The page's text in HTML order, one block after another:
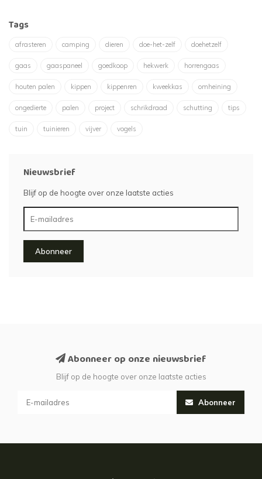
Tags
afrasteren camping dieren doe-het-zelf doehetzelf
gaas gaaspaneel goedkoop hekwerk horrengaas
houten palen kippen kippenren kweekkas omheining
ongedierte palen project schrikdraad schutting tips
tuin tuinieren vijver vogels
Nieuwsbrief
Blijf op de hoogte over onze laatste acties
Abonneer
Abonneer op onze nieuwsbrief
Blijf op de hoogte over onze laatste acties
Abonneer